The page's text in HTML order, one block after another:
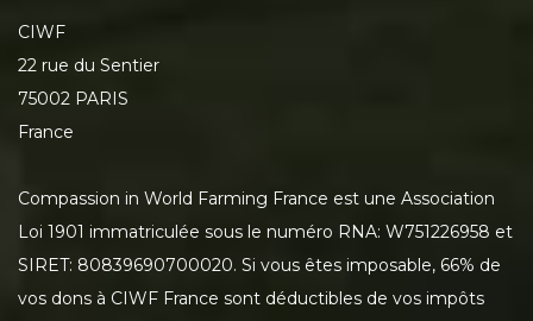
CIWF
22 rue du Sentier
75002 PARIS
France
Compassion in World Farming France est une Association
Loi 1901 immatriculée sous le numéro RNA: W751226958 et
SIRET: 80839690700020. Si vous êtes imposable, 66% de
vos dons à CIWF France sont déductibles de vos impôts